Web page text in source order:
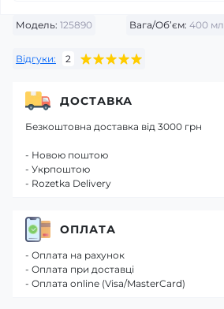
Модель: 125890 Вага/Об’єм: 400 мл
Відгуки: 2
ДОСТАВКА
Безкоштовна доставка від 3000 грн
- Новою поштою
- Укрпоштою
- Rozetka Delivery
ОПЛАТА
- Оплата на рахунок
- Оплата при доставці
- Оплата online (Visa/MasterCard)